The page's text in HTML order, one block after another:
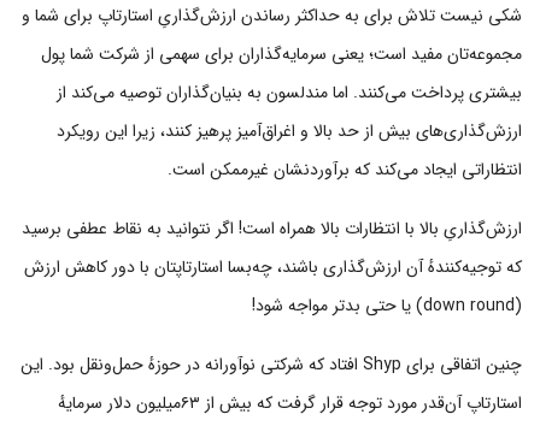
شکی نیست تلاش برای به حداکثر رساندن ارزش‌گذاریِ استارتاپ برای شما و
مجموعه‌تان مفید است؛ یعنی سرمایه‌گذاران برای سهمی از شرکت شما پول
بیشتری پرداخت می‌کنند. اما مندلسون به بنیان‌گذاران توصیه می‌کند از
ارزش‌گذاری‌های بیش از حد بالا و اغراق‌آمیز پرهیز کنند، زیرا این رویکرد
انتظاراتی ایجاد می‌کند که برآوردنشان غیرممکن است.
ارزش‌گذاریِ بالا با انتظارات بالا همراه است! اگر نتوانید به نقاط عطفی برسید
که توجیه‌کنندهٔ آن ارزش‌گذاری باشند، چه‌بسا استارتاپتان با دور کاهش ارزش
(down round) یا حتی بدتر مواجه شود!
چنین اتفاقی برای Shyp افتاد که شرکتی نوآورانه در حوزهٔ حمل‌ونقل بود. این
استارتاپ آن‌قدر مورد توجه قرار گرفت که بیش از ۶۳میلیون دلار سرمایهٔ